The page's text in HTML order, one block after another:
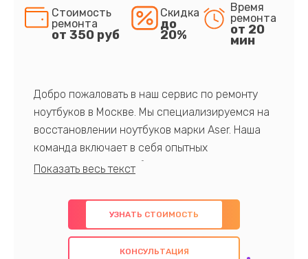
Стоимость
ремонта
от 350 руб
Скидка
до
20%
Время
ремонта
от 20
мин
Добро пожаловать в наш сервис по ремонту
ноутбуков в Москве. Мы специализируемся на
восстановлении ноутбуков марки Aser. Наша
команда включает в себя опытных
профессионалов с обширными знаниями и
предлагаем быстрый и качественный ремонт с
использованием оригинальных компонентов, а
также гарантируем качество всех
проведенных работ. Наша цель - предоставить
УЗНАТЬ СТОИМОСТЬ
КОНСУЛЬТАЦИЯ